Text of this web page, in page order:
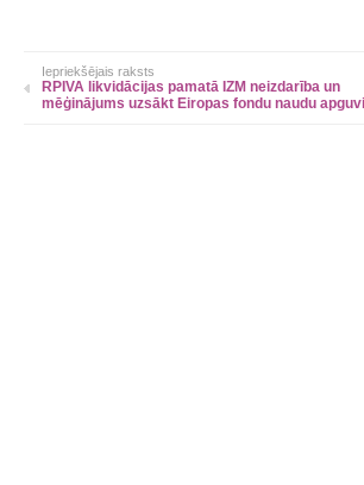
Iepriekšējais raksts
RPIVA likvidācijas pamatā IZM neizdarība un
mēģinājums uzsākt Eiropas fondu naudu apguvi